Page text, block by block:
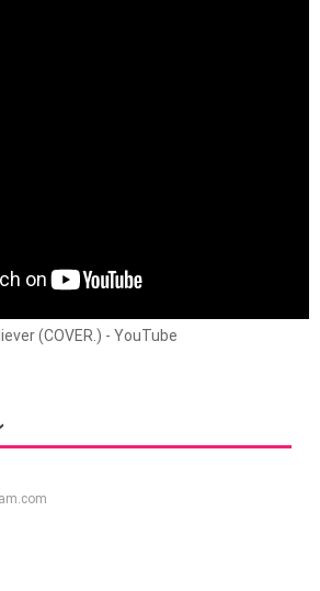
(COVER.) - YouTube